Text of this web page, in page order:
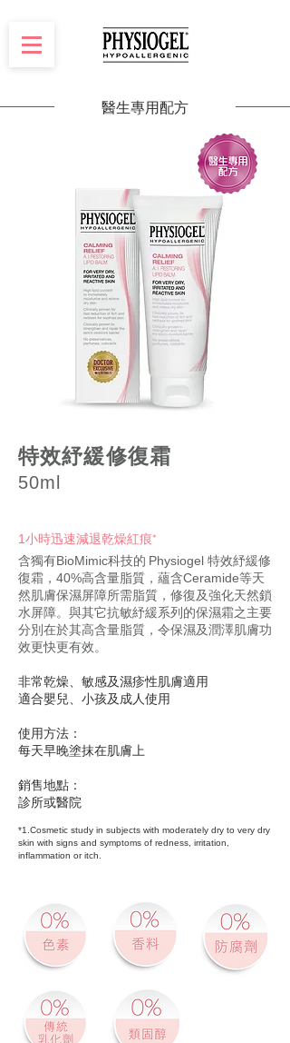
醫生專用配方
特效紓緩修復霜
50ml
1小時迅速減退乾燥紅痕*
含獨有BioMimic科技的 Physiogel 特效紓緩修
復霜， 40%高含量脂質，蘊含Ceramide等天
然肌膚保濕屏障所需脂質，修復及強化天然鎖
水屏障。與其它抗敏紓緩系列的保濕霜之主要
分別在於其高含量脂質，令保濕及潤澤肌膚功
效更快更有效。
非常乾燥、敏感及濕疹性肌膚適用
適合嬰兒、小孩及成人使用
使用方法：
每天早晚塗抹在肌膚上
銷售地點：
診所或醫院
*1.Cosmetic study in subjects with moderately dry to very dry
skin with signs and symptoms of redness, irritation,
inflammation or itch.